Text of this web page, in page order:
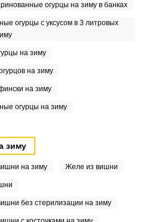
огурцы на зиму в банках
огурцы с уксусом в 3 литровых
на зиму
на зиму
на зиму
огурцы на зиму
зиму
на зиму Желе из вишни
без стерилизации на зиму